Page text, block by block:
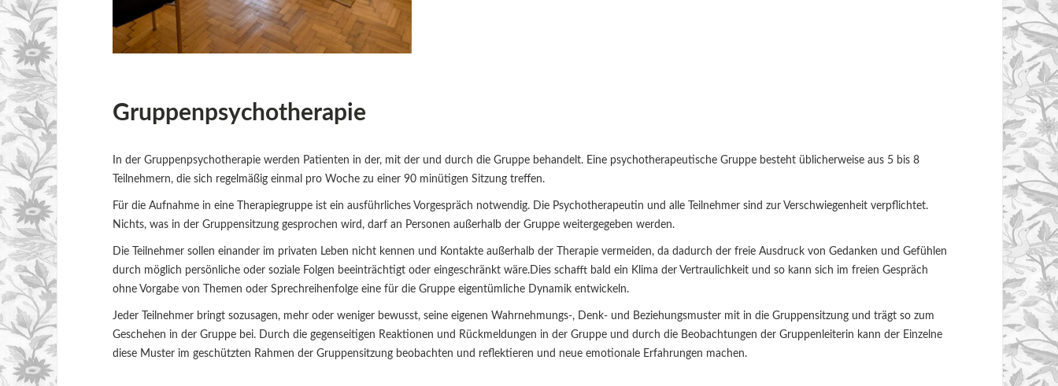
Gruppenpsychotherapie
In der Gruppenpsychotherapie werden Patienten in der, mit der und durch die Gruppe behandelt. Eine psychotherapeutische Gruppe besteht üblicherweise aus 5 bis 8
Teilnehmern, die sich regelmäßig einmal pro Woche zu einer 90 minütigen Sitzung treffen.
Für die Aufnahme in eine Therapiegruppe ist ein ausführliches Vorgespräch notwendig. Die Psychotherapeutin und alle Teilnehmer sind zur Verschwiegenheit verpflichtet.
Nichts, was in der Gruppensitzung gesprochen wird, darf an Personen außerhalb der Gruppe weitergegeben werden.
Die Teilnehmer sollen einander im privaten Leben nicht kennen und Kontakte außerhalb der Therapie vermeiden, da dadurch der freie Ausdruck von Gedanken und Gefühlen
durch möglich persönliche oder soziale Folgen beeinträchtigt oder eingeschränkt wäre.Dies schafft bald ein Klima der Vertraulichkeit und so kann sich im freien Gespräch
ohne Vorgabe von Themen oder Sprechreihenfolge eine für die Gruppe eigentümliche Dynamik entwickeln.
Jeder Teilnehmer bringt sozusagen, mehr oder weniger bewusst, seine eigenen Wahrnehmungs-, Denk- und Beziehungsmuster mit in die Gruppensitzung und trägt so zum
Geschehen in der Gruppe bei. Durch die gegenseitigen Reaktionen und Rückmeldungen in der Gruppe und durch die Beobachtungen der Gruppenleiterin kann der Einzelne
diese Muster im geschützten Rahmen der Gruppensitzung beobachten und reflektieren und neue emotionale Erfahrungen machen.